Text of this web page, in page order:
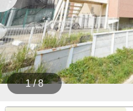
1 / 8